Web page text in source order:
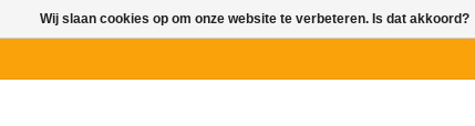
Wij slaan cookies op om onze website te verbeteren. Is dat akkoord?